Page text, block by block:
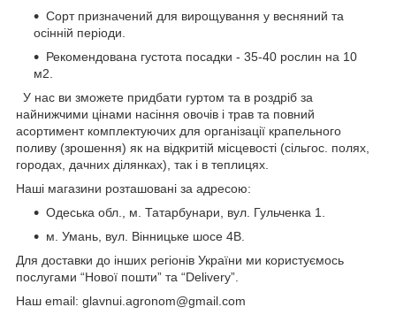
Сорт призначений для вирощування у весняний та
осінній періоди.
Рекомендована густота посадки - 35-40 рослин на 10
м2.
У нас ви зможете придбати гуртом та в роздріб за
найнижчими цінами насіння овочів і трав та повний
асортимент комплектуючих для організації крапельного
поливу (зрошення) як на відкритій місцевості (сільгос. полях,
городах, дачних ділянках), так і в теплицях.
Наші магазини розташовані за адресою:
Одеська обл., м. Татарбунари, вул. Гульченка 1.
м. Умань, вул. Вінницьке шосе 4В.
Для доставки до інших регіонів України ми користуємось
послугами “Нової пошти” та “Delivery”.
Наш email: glavnui.agronom@gmail.com